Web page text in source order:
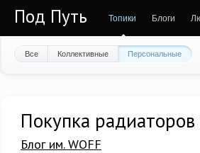
Под Путь Топики Блоги
Все Коллективные Персональные
Покупка
Блог им. WOFF